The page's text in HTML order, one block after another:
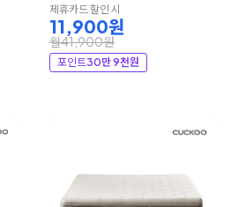
제휴카드 할인 시
11,900원
월41,900원
포인트30만 9천원